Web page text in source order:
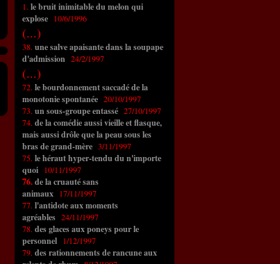
1. le bruit inimitable du melon qui
explose 10/6/1996
(...)
38. une salve apaisante dans la soupape
d'admission 24/2/1997
(...)
72. le bourdonnement saccadé de la
monotonie spontanée 20/10/1997
73. un sous-groupe entassé 27/10/1997
74. de la comédie aussi vieille et flasque,
mais aussi drôle que la peau sous les
bras de grand-mère 3/11/1997
75. le héraut hyper-tendu du n'importe
quoi 10/11/1997
76.de la cruauté sans
animaux
17/11/1997
77. l'antidote aux moments
agréables 24/11/1997
78. des glaces aux poneys pour le
personnel 1/12/1997
79. des rationnements de rancune aux